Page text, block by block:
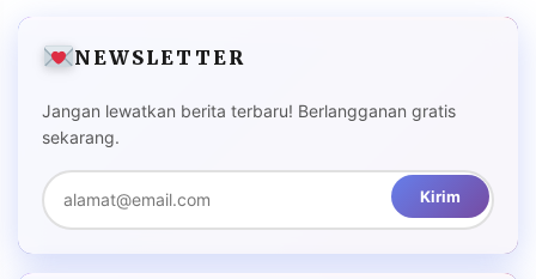
NEWSLETTER
Jangan lewatkan berita terbaru! Berlangganan gratis
sekarang.
Kirim